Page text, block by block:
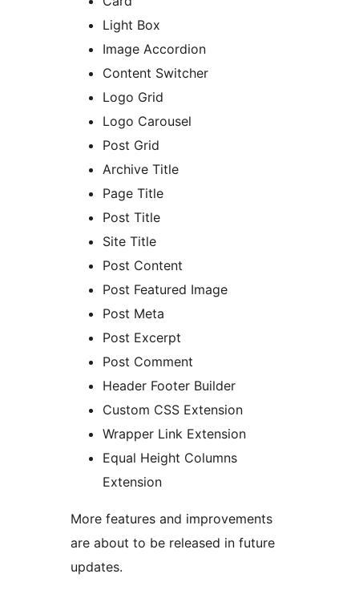
Light Box
Image Accordion
Content Switcher
Logo Grid
Logo Carousel
Post Grid
Archive Title
Page Title
Post Title
Site Title
Post Content
Post Featured Image
Post Meta
Post Excerpt
Post Comment
Header Footer Builder
Custom CSS Extension
Wrapper Link Extension
Equal Height Columns
Extension
More features and improvements
are about to be released in future
updates.